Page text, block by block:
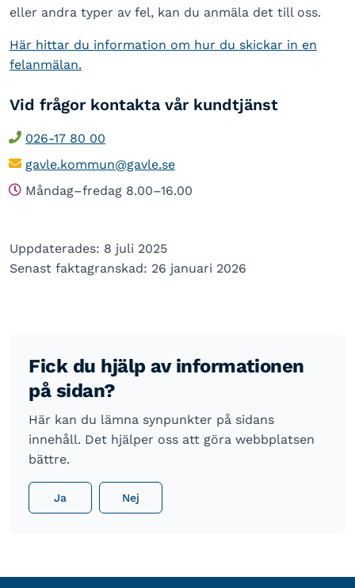
eller andra typer av fel, kan du anmäla det till oss.
Här hittar du information om hur du skickar in en
felanmälan.
Vid frågor kontakta vår kundtjänst
026-17 80 00
gavle.kommun@gavle.se
Måndag–fredag 8.00–16.00
Uppdaterades: 8 juli 2025
Senast faktagranskad: 26 januari 2026
Fick du hjälp av informationen
på sidan?
Här kan du lämna synpunkter på sidans
innehåll. Det hjälper oss att göra webbplatsen
bättre.
Ja Nej